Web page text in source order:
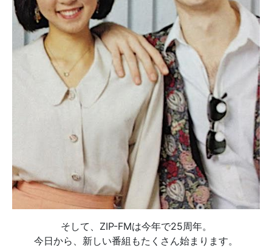
そして、ZIP-FMは今年で25周年。
今日から、新しい番組もたくさん始まります。